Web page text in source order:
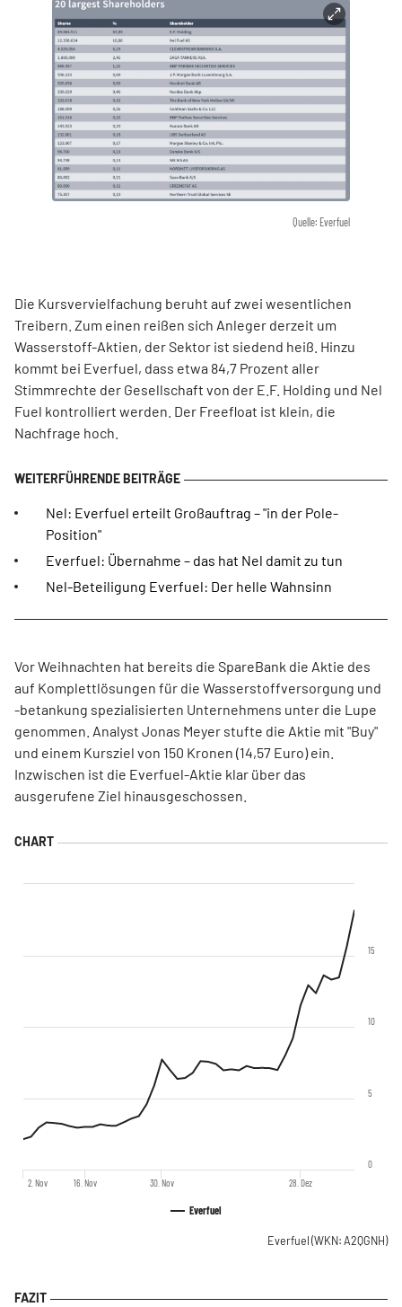
Quelle: Everfuel
Die Kursvervielfachung beruht auf zwei wesentlichen
Treibern. Zum einen reißen sich Anleger derzeit um
Wasserstoff-Aktien, der Sektor ist siedend heiß. Hinzu
kommt bei Everfuel, dass etwa 84,7 Prozent aller
Stimmrechte der Gesellschaft von der E.F. Holding und Nel
Fuel kontrolliert werden. Der Freefloat ist klein, die
Nachfrage hoch.
Nel: Everfuel erteilt Großauftrag – "in der Pole-
Position"
Everfuel: Übernahme – das hat Nel damit zu tun
Nel-Beteiligung Everfuel: Der helle Wahnsinn
Vor Weihnachten hat bereits die SpareBank die Aktie des
auf Komplettlösungen für die Wasserstoffversorgung und
-betankung spezialisierten Unternehmens unter die Lupe
genommen. Analyst Jonas Meyer stufte die Aktie mit "Buy"
und einem Kursziel von 150 Kronen (14,57 Euro) ein.
Inzwischen ist die Everfuel-Aktie klar über das
ausgerufene Ziel hinausgeschossen.
Everfuel
2. Nov 16. Nov 30. Nov 28. Dez
0
5
10
15
Everfuel (WKN: A2QGNH)